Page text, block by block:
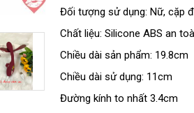
Đối tượng sử dụng: Nữđánh
, cặp
Chất liệu: Silicone ABS an
Chiều dài sản phẩm: 19.8cm
Chiều dài sử dụng: 11cm
Đường kính to nhất 3.4cm